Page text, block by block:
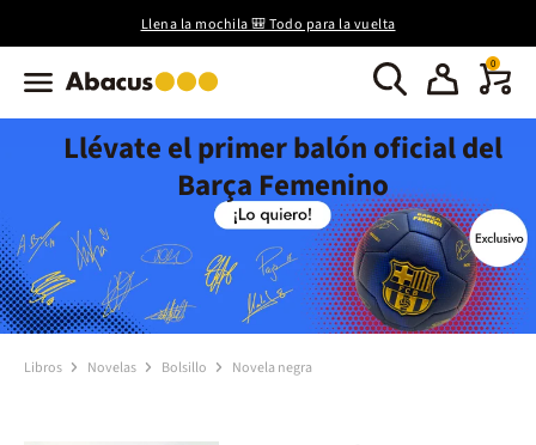
Llena la mochila 🎒 Todo para la vuelta
0
Llévate el primer balón oficial del
Barça Femenino
Libros Novelas Bolsillo Novela negra